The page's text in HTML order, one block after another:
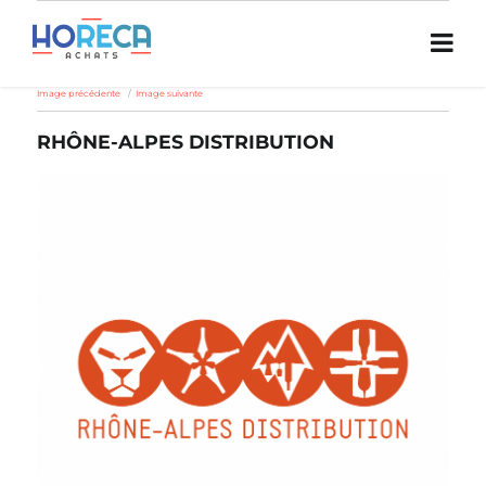
Image précédente Image suivante
RHÔNE-ALPES DISTRIBUTION